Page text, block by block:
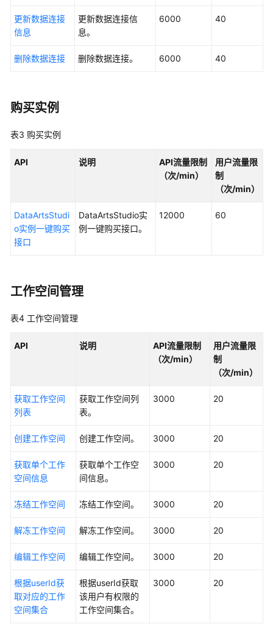
使
必
API
概
览
API
概
开
API（V1）
开
概
管
中
API
览
数
更新数据连接
信息
更新数据连接信
息。
6000 40
删除数据连接 删除数据连接。 6000 40
购买实例
表3 购买实例
API 说明
API流量限制
（次/min）
用户流量限
制
（次/min）
DataArtsStudi
o实例一键购买
接口
DataArtsStudio实
例一键购买接口。
12000 60
工作空间管理
表4 工作空间管理
API 说明
API流量限制
（次/min）
用户流量限
制
（次/min）
获取工作空间
列表
获取工作空间列
表。
3000 20
创建工作空间 创建工作空间。 3000 20
获取单个工作
空间信息
获取单个工作空
间信息。
3000 20
冻结工作空间 冻结工作空间。 3000 20
解冻工作空间 解冻工作空间。 3000 20
编辑工作空间 编辑工作空间。 3000 20
根据userId获
取对应的工作
空间集合
根据userId获取
该用户有权限的
工作空间集合。
3000 20